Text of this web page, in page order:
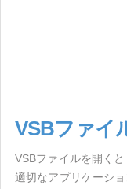
VSBファイ
VSBファイルを開く
適切なアプリケーシ